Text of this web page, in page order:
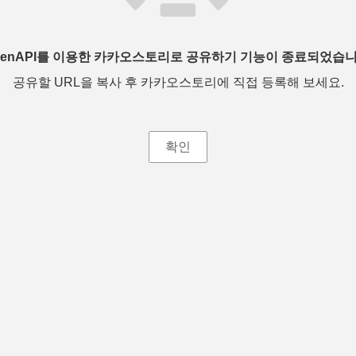
를 이용한 카카오스토리로 공유하기 기능이 종료되었습
공유할 URL을 복사 후 카카오스토리에 직접 등록해 보세요.
확인